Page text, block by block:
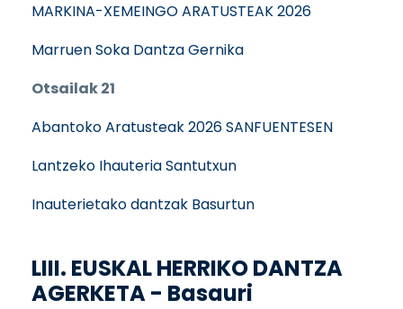
MARKINA-XEMEINGO ARATUSTEAK 2026
Marruen Soka Dantza Gernika
Otsailak 21
Abantoko Aratusteak 2026 SANFUENTESEN
Lantzeko Ihauteria Santutxun
Inauterietako dantzak Basurtun
LIII. EUSKAL HERRIKO DANTZA
AGERKETA - Basauri